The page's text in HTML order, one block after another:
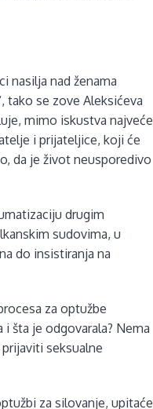
nasilja nad ženama
tako se zove Aleksićeva
mimo iskustva najveće
i prijateljice, koji će
da je život neusporedivo
drugim
sudovima, u
do insistiranja na
za optužbe
šta je odgovarala? Nema
seksualne
za silovanje, upitaće